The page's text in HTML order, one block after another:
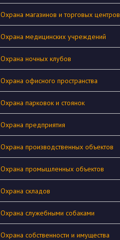
Охрана магазинов и торговых центров
Охрана медицинских учреждений
Охрана ночных клубов
Охрана офисного пространства
Охрана парковок и стоянок
Охрана предприятия
Охрана производственных объектов
Охрана промышленных объектов
Охрана складов
Охрана служебными собаками
Охрана собственности и имущества